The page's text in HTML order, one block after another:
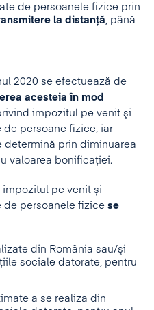
de persoanele fizice prin
la distanță, până
2020 se efectuează de
acesteia în mod
impozitul pe venit şi
persoane fizice, iar
prin diminuarea
valoarea bonificaţiei.
impozitul pe venit și
persoanele fizice se
din România sau/şi
sociale datorate, pentru
a se realiza din